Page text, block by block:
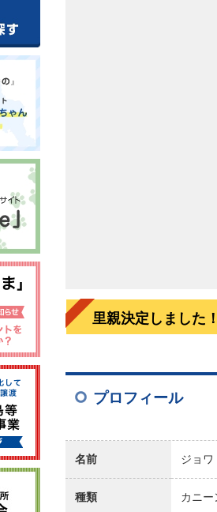
里親決定しました
プロフィール
名前 ジョワ
種類 カニ